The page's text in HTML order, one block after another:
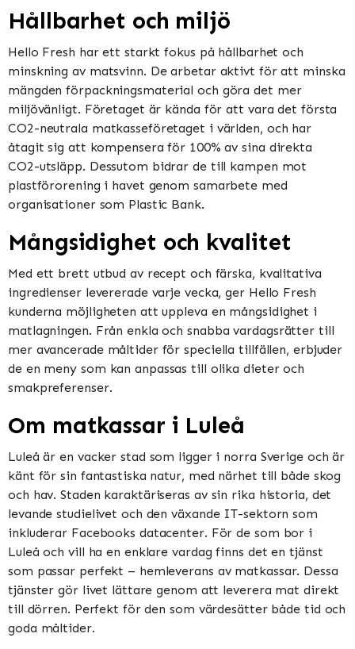
Hållbarhet och miljö
Hello Fresh har ett starkt fokus på hållbarhet och
minskning av matsvinn. De arbetar aktivt för att minska
mängden förpackningsmaterial och göra det mer
miljövänligt. Företaget är kända för att vara det första
CO2-neutrala matkasseföretaget i världen, och har
åtagit sig att kompensera för 100% av sina direkta
CO2-utsläpp. Dessutom bidrar de till kampen mot
plastförorening i havet genom samarbete med
organisationer som Plastic Bank.
Mångsidighet och kvalitet
Med ett brett utbud av recept och färska, kvalitativa
ingredienser levererade varje vecka, ger Hello Fresh
kunderna möjligheten att uppleva en mångsidighet i
matlagningen. Från enkla och snabba vardagsrätter till
mer avancerade måltider för speciella tillfällen, erbjuder
de en meny som kan anpassas till olika dieter och
smakpreferenser.
Om matkassar i Luleå
Luleå är en vacker stad som ligger i norra Sverige och är
känt för sin fantastiska natur, med närhet till både skog
och hav. Staden karaktäriseras av sin rika historia, det
levande studie­livet och den växande IT-sektorn som
inkluderar Facebooks datacenter. För de som bor i
Luleå och vill ha en enklare vardag finns det en tjänst
som passar perfekt – hemleverans av matkassar. Dessa
tjänster gör livet lättare genom att leverera mat direkt
till dörren. Perfekt för den som värdesätter både tid och
goda måltider.